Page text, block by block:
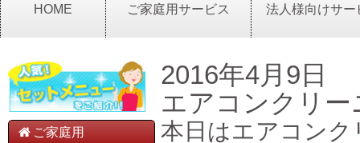
HOME ご家庭用サービス 法人様向けサー
ご家庭用
2016年4月9日
エアコンクリー
本日はエアコン